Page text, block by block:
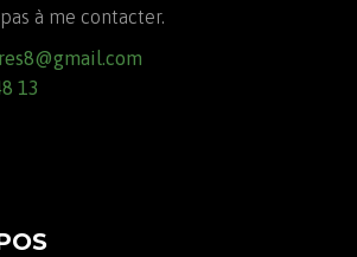
à me contacter.
13